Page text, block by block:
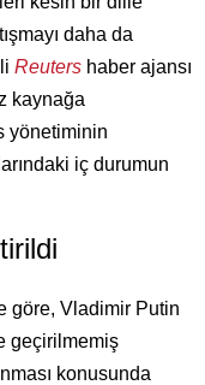
daha da
Reuters haber ajansı
kaynağa
yönetiminin
iç durumun
göre, Vladimir Putin
geçirilmemiş
konusunda